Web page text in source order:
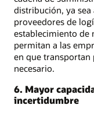
distribución, ya sea
proveedores de
establecimiento de
permitan a las
en que transportan
necesario.
6. Mayor
incertidumbre